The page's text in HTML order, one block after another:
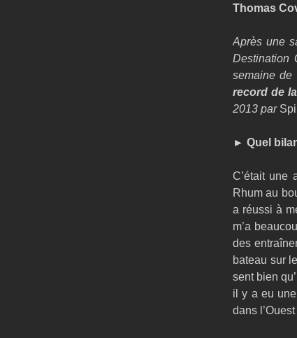
Thomas
Après une
Destination
semaine de
record de
2013 par
► Quel
C’était une
Rhum au
a réussi à
m’a
des
bateau sur
sent bien
il y a eu
dans